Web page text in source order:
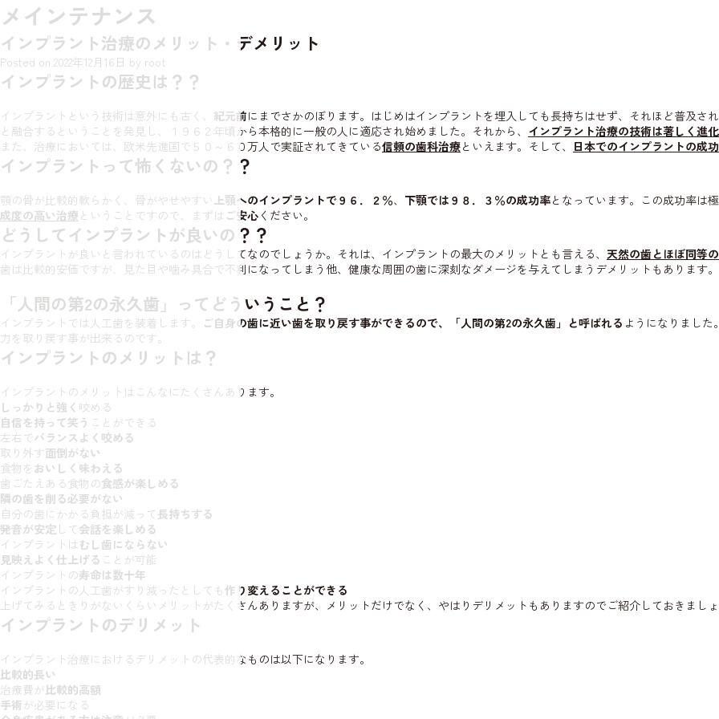
メインテナンス
インプラント治療のメリット・デメリット
Posted on 2022年12月16日 by root
インプラントの歴史は？？
インプラントという技術は意外にも古く、 紀元前にまでさかのぼります。はじめはインプラントを埋入しても長持ちはせず、それほど普及
と融合するということを発見し、１９６２年頃から本格的に一般の人に適応され始めました。それから、 インプラント治療の技術は著しく進
また、治療においては、欧米先進国で５０～６０万人で実証されてきている信頼の歯科治療といえます。そして、 日本でのインプラントの成
インプラントって怖くないの？？
顎の骨が比較的軟らかく、骨がやせやすい上顎へのインプラントで９６．２％、 下顎では９８．３％の成功率となっています。この成功率は
成度の高い治療 ということですので、まずは ご安心 ください。
どうしてインプラントが良いの？？
インプラントが良いと言われているのはどうしてなのでしょうか。それは、インプラントの最大のメリットとも言える、 天然の歯とほぼ同等
歯は比較的安価ですが、見た目や噛み具合で不利になってしまう他、健康な周囲の歯に深刻なダメージを与えてしまうデメリットもあります。
「人間の第2の永久歯」ってどういうこと？
インプラントでは人工歯を装着します。 ご自身の歯に近い歯を取り戻す事ができるので、「人間の第2の永久歯」と呼ばれる ようになりまし
力を取り戻す事が出来るのです。
インプラントのメリットは？
インプラントのメリットはこんなにたくさんあります。
しっかりと強く 咬める
自信を持って笑う ことができる
左右で バランスよく咬める
取り外す面倒がない
食物を おいしく味わえる
歯ごたえある食物の食感が楽しめる
隣の歯を削る必要がない
自分の歯にかかる負担が減って長持ちする
発音が安定 して 会話を楽しめる
インプラントは むし歯にならない
見映えよく仕上げる ことが可能
インプラントの寿命は数十年
インプラントの人工歯がすり減ったとしても作り変えることができる
上げてみるときりがないくらいメリットがたくさんありますが、メリットだけでなく、やはりデリメットもありますのでご紹介しておきまし
インプラントのデリメット
インプラント治療におけるデリメットの代表的なものは以下になります。
比較的長い
治療費が比較的高額
手術が必要になる